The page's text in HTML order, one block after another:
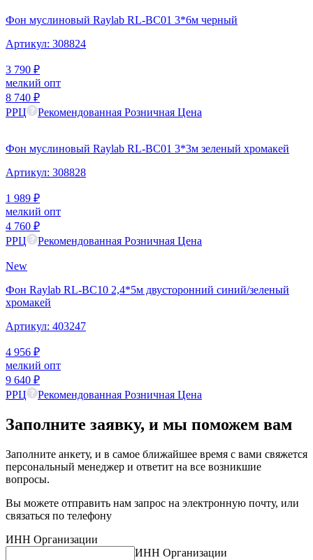
Фон муслиновый Raylab RL-BC01 3*6м черный
Артикул: 308824
3 790 ₽
мелкий опт
8 740 ₽
РРЦ
Рекомендованная Розничная Цена
Фон муслиновый Raylab RL-BC01 3*3м зеленый хромакей
Артикул: 308828
1 989 ₽
мелкий опт
4 760 ₽
РРЦ
Рекомендованная Розничная Цена
New
Фон Raylab RL-BC10 2,4*5м двусторонний синий/зеленый
хромакей
Артикул: 403247
4 956 ₽
мелкий опт
9 640 ₽
РРЦ
Рекомендованная Розничная Цена
Заполните заявку, и мы поможем вам
Заполните анкету, и в самое ближайшее время с вами свяжется
персональный менеджер и ответит на все возникшие
вопросы.
Вы можете отправить нам запрос на электронную почту, или
связаться по телефону
ИНН Организации
ИНН Организации